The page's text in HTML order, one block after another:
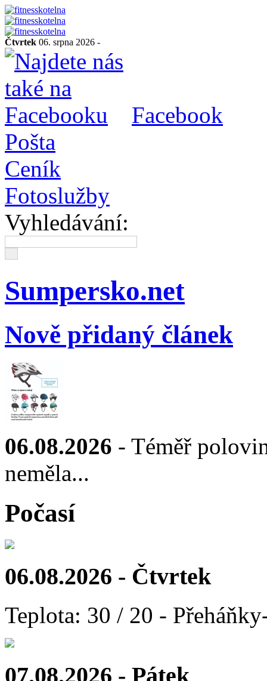
Čtvrtek 06. srpna 2026 -
Facebook
Pošta
Ceník
Fotoslužby
Vyhledávání:
Sumpersko.net
Nově přidaný článek
06.08.2026 - Téměř
neměla...
Počasí
06.08.2026 - Čtvrtek
Teplota: 30 / 20 -
07.08.2026 - Pátek